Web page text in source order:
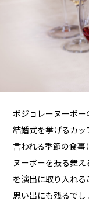
ボジョレーヌーボ
結婚式を挙げるカッ
言われる季節の食
ヌーボーを振る舞
を演出に取り入れる
思い出にも残るでし